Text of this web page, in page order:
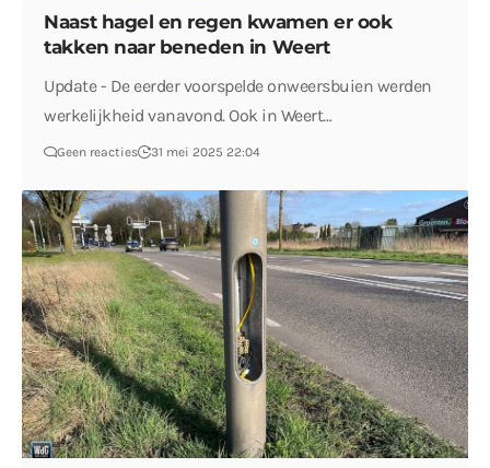
Naast hagel en regen kwamen er ook
takken naar beneden in Weert
Update - De eerder voorspelde onweersbuien werden
werkelijkheid vanavond. Ook in Weert…
Geen reacties 31 mei 2025 22:04